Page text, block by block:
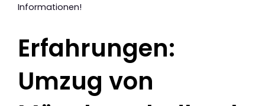
Informationen!
Erfahrungen:
Umzug von